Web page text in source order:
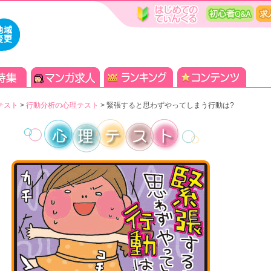
スト > 行動分析の心理テスト > 緊張すると思わずやってしまう行動は?